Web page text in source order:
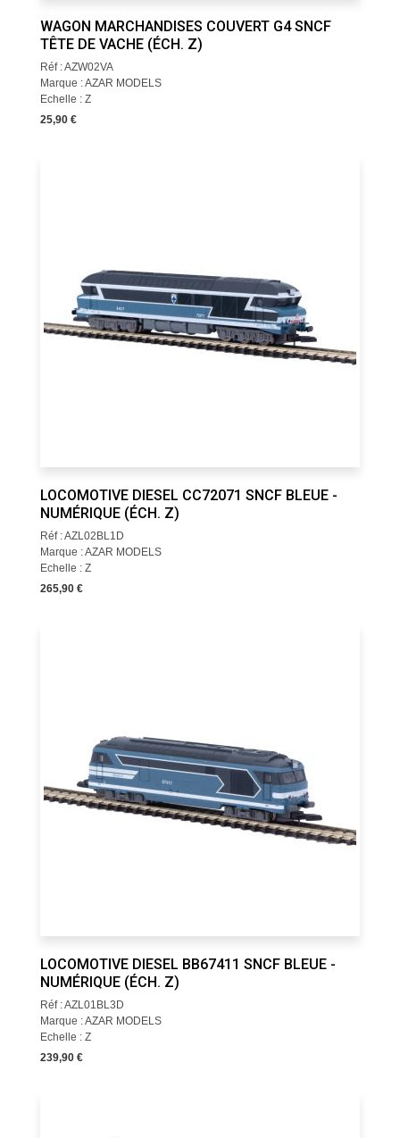
WAGON MARCHANDISES COUVERT G4 SNCF
TÊTE DE VACHE (ÉCH. Z)
Réf : AZW02VA
Marque : AZAR MODELS
Echelle : Z
25,90 €
LOCOMOTIVE DIESEL CC72071 SNCF BLEUE -
NUMÉRIQUE (ÉCH. Z)
Réf : AZL02BL1D
Marque : AZAR MODELS
Echelle : Z
265,90 €
LOCOMOTIVE DIESEL BB67411 SNCF BLEUE -
NUMÉRIQUE (ÉCH. Z)
Réf : AZL01BL3D
Marque : AZAR MODELS
Echelle : Z
239,90 €